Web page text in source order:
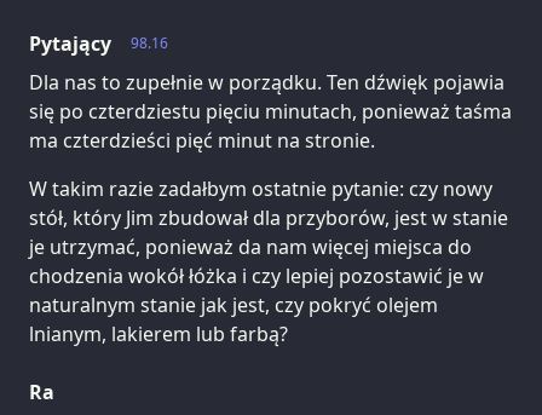
98.16
Pytający
Dla nas to zupełnie w porządku. Ten dźwięk pojawia
się po czterdziestu pięciu minutach, ponieważ taśma
ma czterdzieści pięć minut na stronie.
W takim razie zadałbym ostatnie pytanie: czy nowy
stół, który Jim zbudował dla przyborów, jest w stanie
je utrzymać, ponieważ da nam więcej miejsca do
chodzenia wokół łóżka i czy lepiej pozostawić je w
naturalnym stanie jak jest, czy pokryć olejem
lnianym, lakierem lub farbą?
Ra